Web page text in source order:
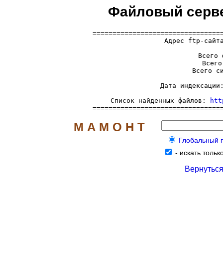
Файловый
Адрес ftp-
Всего
Всего
Дата
     Список найденных файлов:
М А М О Н Т
Глобальный
- искать